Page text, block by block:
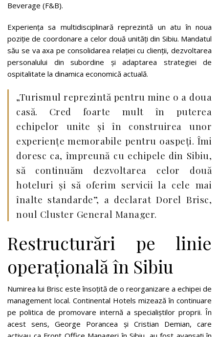
Beverage (F&B).
Experiența sa multidisciplinară reprezintă un atu în noua
poziție de coordonare a celor două unități din Sibiu. Mandatul
său se va axa pe consolidarea relației cu clienții, dezvoltarea
personalului din subordine și adaptarea strategiei de
ospitalitate la dinamica economică actuală.
„Turismul reprezintă pentru mine o a doua
casă. Cred foarte mult în puterea
echipelor unite și în construirea unor
experiențe memorabile pentru oaspeți. Îmi
doresc ca, împreună cu echipele din Sibiu,
să continuăm dezvoltarea celor două
hoteluri și să oferim servicii la cele mai
înalte standarde”, a declarat Dorel Brisc,
noul Cluster General Manager.
Restructurări pe linie
operațională în Sibiu
Numirea lui Brisc este însoțită de o reorganizare a echipei de
management local. Continental Hotels mizează în continuare
pe politica de promovare internă a specialiștilor proprii. În
acest sens, George Porancea și Cristian Demian, care